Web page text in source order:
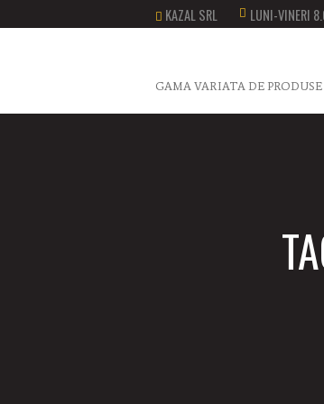
KAZAL SRL LUNI-VINERI
GAMA VARIATA DE